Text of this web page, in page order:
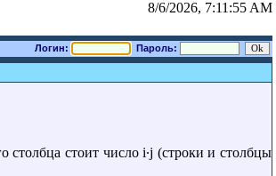
8/6/2026, 7:11:55 AM
Логин: Пароль:
столбца стоит число i∙j (строки и столбцы